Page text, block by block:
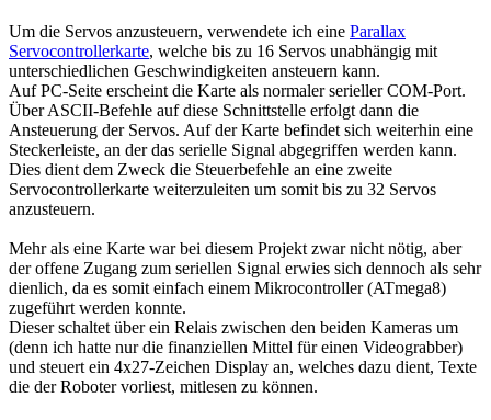
Um die Servos anzusteuern, verwendete ich eine Parallax
Servocontrollerkarte, welche bis zu 16 Servos unabhängig mit
unterschiedlichen Geschwindigkeiten ansteuern kann.
Auf PC-Seite erscheint die Karte als normaler serieller COM-Port.
Über ASCII-Befehle auf diese Schnittstelle erfolgt dann die
Ansteuerung der Servos. Auf der Karte befindet sich weiterhin eine
Steckerleiste, an der das serielle Signal abgegriffen werden kann.
Dies dient dem Zweck die Steuerbefehle an eine zweite
Servocontrollerkarte weiterzuleiten um somit bis zu 32 Servos
anzusteuern.
Mehr als eine Karte war bei diesem Projekt zwar nicht nötig, aber
der offene Zugang zum seriellen Signal erwies sich dennoch als sehr
dienlich, da es somit einfach einem Mikrocontroller (ATmega8)
zugeführt werden konnte.
Dieser schaltet über ein Relais zwischen den beiden Kameras um
(denn ich hatte nur die finanziellen Mittel für einen Videograbber)
und steuert ein 4x27-Zeichen Display an, welches dazu dient, Texte
die der Roboter vorliest, mitlesen zu können.